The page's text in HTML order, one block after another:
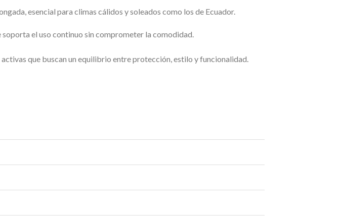
esencial para climas cálidos y soleados como los de Ecuador.
el uso continuo sin comprometer la comodidad.
que buscan un equilibrio entre protección, estilo y funcionalidad.